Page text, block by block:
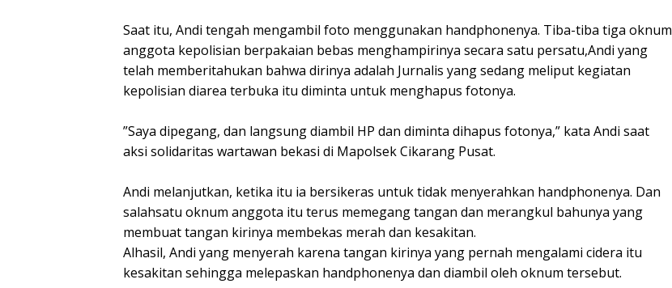
‎Saat itu, Andi tengah mengambil foto menggunakan handphonenya. Tiba-tiba tiga oknum
anggota kepolisian berpakaian bebas menghampirinya secara satu persatu,‎Andi yang
telah memberitahukan bahwa dirinya adalah Jurnalis yang sedang meliput kegiatan
kepolisian diarea terbuka itu diminta untuk menghapus fotonya.
‎”Saya dipegang, dan langsung diambil HP dan diminta dihapus fotonya,” kata Andi saat
aksi solidaritas wartawan bekasi di Mapolsek Cikarang Pusat.
‎Andi melanjutkan, ketika itu ia bersikeras untuk tidak menyerahkan handphonenya. Dan
salahsatu oknum anggota itu terus memegang tangan dan merangkul bahunya yang
membuat tangan kirinya membekas merah dan kesakitan.
‎Alhasil, Andi yang menyerah karena tangan kirinya yang pernah mengalami cidera itu
kesakitan sehingga melepaskan handphonenya dan diambil oleh oknum tersebut.